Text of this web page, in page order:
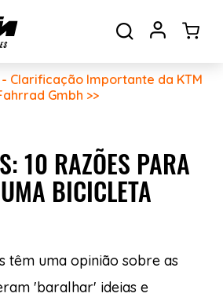
- Clarificação Importante da KTM
Gmbh >>
10 RAZÕES PARA
BICICLETA
têm uma opinião sobre as
'baralhar' ideias e